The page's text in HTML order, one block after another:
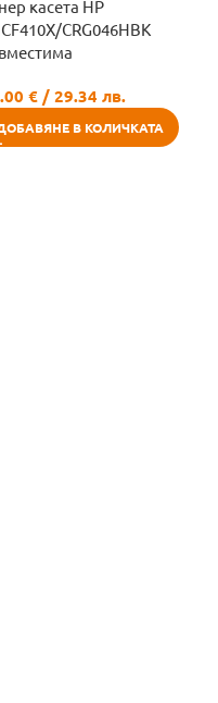
касета HP
CRG046HBK
€ / 29.34 лв.
В КОЛИЧКАТА